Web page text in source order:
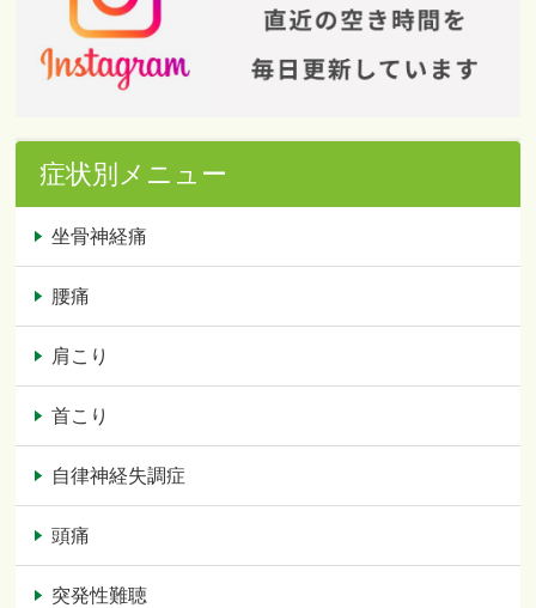
症状別メニュー
坐骨神経痛
腰痛
肩こり
首こり
自律神経失調症
頭痛
突発性難聴